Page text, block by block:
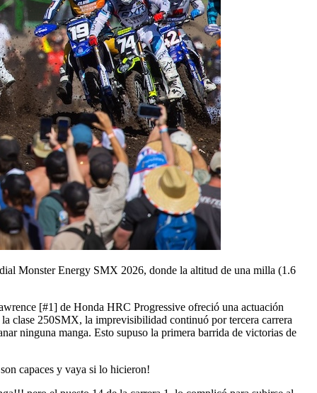
Monster Energy SMX 2026, donde la altitud de una milla (1.6
[#1] de Honda HRC Progressive ofreció una actuación
clase 250SMX, la imprevisibilidad continuó por tercera carrera
ninguna manga. Esto supuso la primera barrida de victorias de
capaces y vaya si lo hicieron!